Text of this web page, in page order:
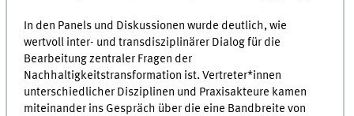
In den Panels und Diskussionen wurde deutlich, wie
wertvoll inter- und transdisziplinärer Dialog für die
Bearbeitung zentraler Fragen der
Nachhaltigkeitstransformation ist. Vertreter*innen
unterschiedlicher Disziplinen und Praxisakteure kamen
miteinander ins Gespräch über die eine Bandbreite von